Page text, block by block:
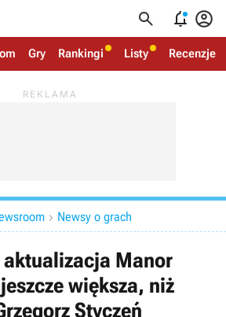
  
Gry Rankingi Listy Recenzje
 Newsy o grach
Manor
większa, niż
Styczeń